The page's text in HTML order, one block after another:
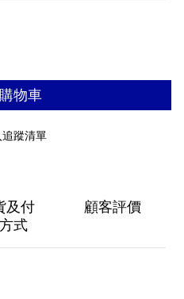
物車
追蹤清單
及付
式
顧客評價